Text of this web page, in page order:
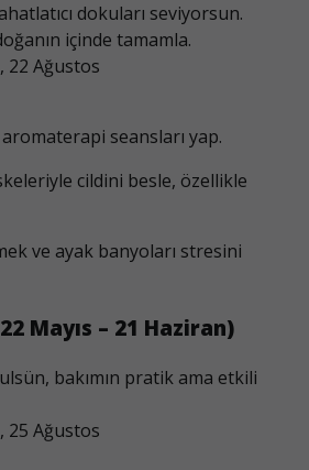
dokuları seviyorsun.
içinde tamamla.
22 Ağustos
seansları yap.
cildini besle, özellikle
ve ayak banyoları stresini
Mayıs – 21 Haziran)
bakımın pratik ama etkili
25 Ağustos